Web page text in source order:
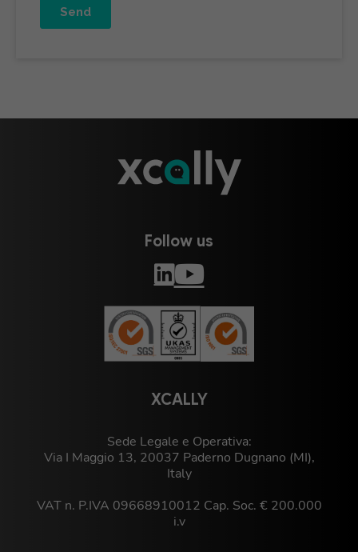
XCALLY
Sede Legale e Operativa:
Via I Maggio 13, 20037 Paderno Dugnano (MI),
Italy
VAT n. P.IVA 09668910012 Cap. Soc. € 200.000
i.v
Follow us